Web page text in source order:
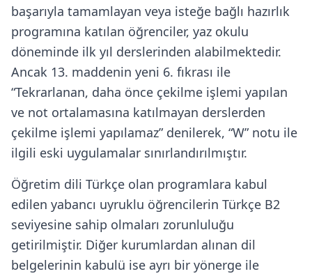
başarıyla tamamlayan veya isteğe bağlı hazırlık
programına katılan öğrenciler, yaz okulu
döneminde ilk yıl derslerinden alabilmektedir.
Ancak 13. maddenin yeni 6. fıkrası ile
“Tekrarlanan, daha önce çekilme işlemi yapılan
ve not ortalamasına katılmayan derslerden
çekilme işlemi yapılamaz” denilerek, “W” notu ile
ilgili eski uygulamalar sınırlandırılmıştır.
Öğretim dili Türkçe olan programlara kabul
edilen yabancı uyruklu öğrencilerin Türkçe B2
seviyesine sahip olmaları zorunluluğu
getirilmiştir. Diğer kurumlardan alınan dil
belgelerinin kabulü ise ayrı bir yönerge ile